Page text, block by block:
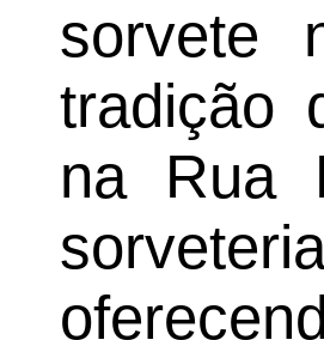
sorvete
tradição
na Rua